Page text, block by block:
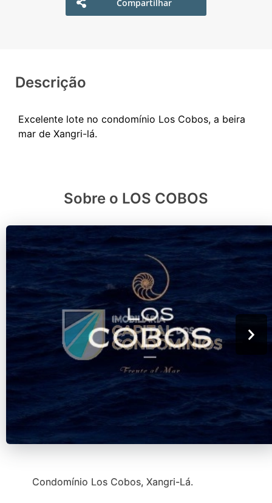
Compartilhar
Descrição
Excelente lote no condomínio Los Cobos, a beira
Sobre o LOS COBOS
Condomínio Los Cobos, Xangri-Lá.